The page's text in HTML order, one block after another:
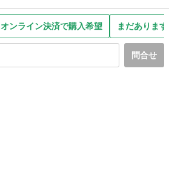
オンライン決済で購入希望 まだありま
問合せ